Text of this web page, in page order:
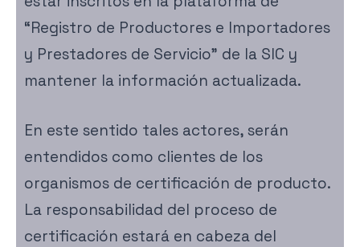
“Registro de Productores e Importadores
y Prestadores de Servicio” de la SIC y
mantener la información actualizada.
En este sentido tales actores, serán
entendidos como clientes de los
organismos de certificación de producto.
La responsabilidad del proceso de
certificación estará en cabeza del